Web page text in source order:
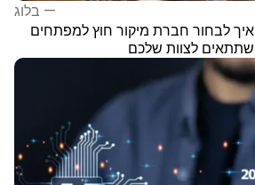
— בלוג
איך לבחור חברת מיקור חוץ למפתחים
שתתאים לצוות שלכם